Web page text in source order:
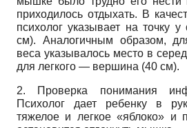
приходилось отдыхать. В
психолог указывает на точку
cм). Аналогичным образом,
веса указывалось место в
для легкого — вершина (40 cм).
2. Проверка понимания
Психолог дает ребенку в
тяжелое и легкое «яблоко» и